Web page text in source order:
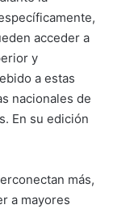
acceder a
y
a estas
nacionales de
En su edición
más,
a mayores